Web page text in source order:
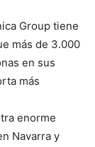
Group tiene
más de 3.000
en sus
más
enorme
Navarra y